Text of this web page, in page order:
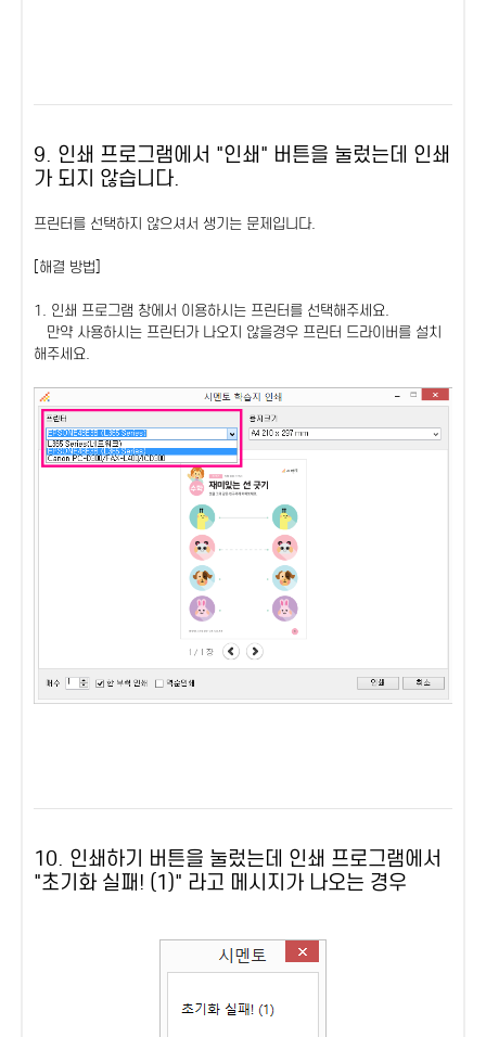
9. 인쇄 프로그램에서 "인쇄" 버튼을 눌렀는데 인쇄
가 되지 않습니다.
프린터를 선택하지 않으셔서 생기는 문제입니다.
[해결 방법]
1. 인쇄 프로그램 창에서 이용하시는 프린터를 선택해주세요.
만약 사용하시는 프린터가 나오지 않을경우 프린터 드라이버를 설치
해주세요.
10. 인쇄하기 버튼을 눌렀는데 인쇄 프로그램에서
"초기화 실패! (1)" 라고 메시지가 나오는 경우